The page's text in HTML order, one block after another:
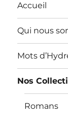
Accueil
Qui nous
Mots
Nos
Romans